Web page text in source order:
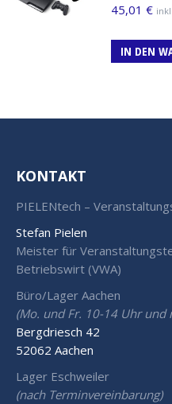
45,01 €
IN DEN
KONTAKT
PIELENtech –
Stefan Pielen
Meister für
Betriebswirt (VWA)
Büro/Lager Aachen
(Mo. und Fr. 10-14 Uhr und
Bergdriesch 42
52062 Aachen
Lager Eschweiler
(nach Terminvereinbarung)